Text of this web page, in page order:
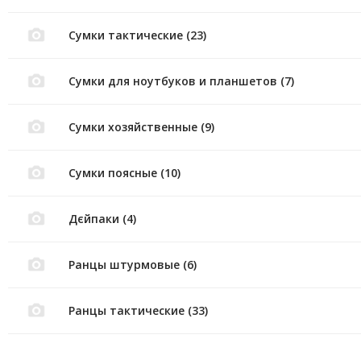
Сумки тактические (23)
Сумки для ноутбуков и планшетов (7)
Сумки хозяйственные (9)
Сумки поясные (10)
Дєйпаки (4)
Ранцы штурмовые (6)
Ранцы тактические (33)